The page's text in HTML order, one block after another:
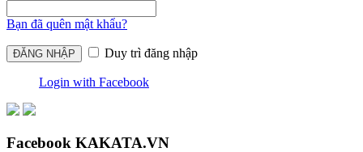
Bạn đã quên mật khẩu?
Duy trì đăng nhập
Login with Facebook
Facebook KAKATA.VN